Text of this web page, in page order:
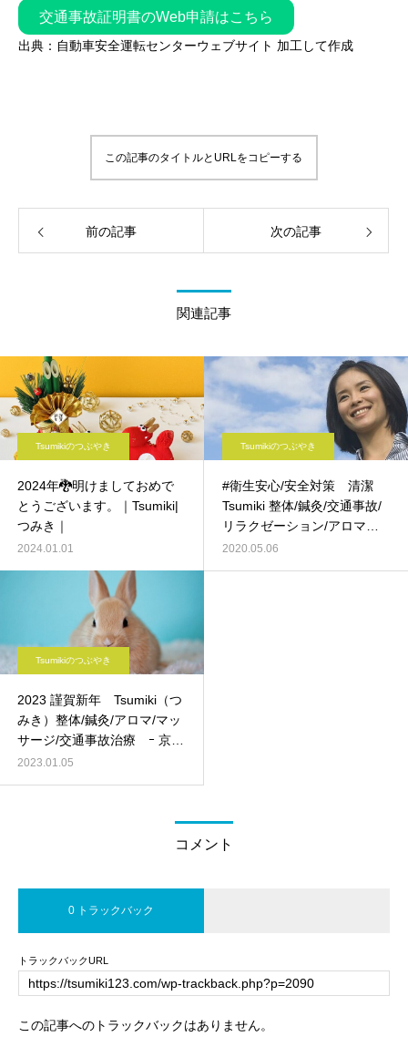
交通事故証明書のWeb申請はこちら
出典：自動車安全運転センターウェブサイト 加工して作成
この記事のタイトルとURLをコピーする
前の記事 次の記事
関連記事
Tsumikiのつぶやき
2024年🐉明けましておめで
とうございます。｜Tsumiki|
つみき｜
2024.01.01
Tsumikiのつぶやき
#衛生安心/安全対策 清潔
Tsumiki 整体/鍼灸/交通事故/
リラクゼーション/アロマ -
京都伏見墨染 –
2020.05.06
Tsumikiのつぶやき
2023 謹賀新年 Tsumiki（つ
みき）整体/鍼灸/アロマ/マッ
サージ/交通事故治療 ｰ 京都
伏見 –
2023.01.05
コメント
0 トラックバック
トラックバックURL
この記事へのトラックバックはありません。